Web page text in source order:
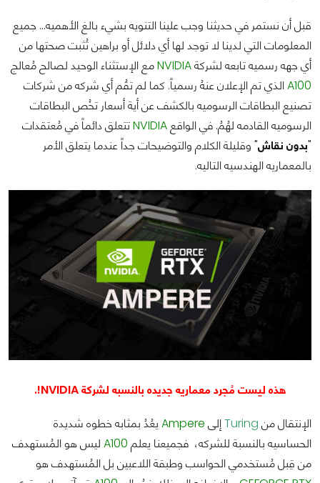
قبل أن نستمر في حديثنا وجب علينا التنويه بشيء بالغ الأهميه… جميع
المعلومات التي لدينا لا توجد لها أي دلائل أو براهين تُثبت صحتها من
أي جهه رسميه تابعه لشركةNVIDIAمع الإستثناء الوحيد لصالح مُعالج
A100الذي تم الإعلان عنهُ رسمياً. كما لم تقُم أي شركه من شركات
تصنيع البطاقات الرسوميه بالكشف عن أية أسعار تخُص البطاقات
الرسوميه القادمه لهُمُ. في الواقع NVIDIAتتعلق دائماً في مُعتقدات
"بدون نقاش" وقليلة الكلام والتوضيحات جداً عندما يتعلق الأمر
بالمعماريه الهندسيه التاليه.
هذه ليست مُجرد معماريه جديده بالنسبه لشركة NVIDIA!.
الإنتقال من Turingإلى Ampere يعُدُ بمثابه خطوه شديدة
الحساسيه بالنسبة للشركه، فجميعنا يعلم A100 ليس هو المُستهدف
من قِبل مُستخدمي الحواسب وطبقة اللاعبين بل المُستهدف هو